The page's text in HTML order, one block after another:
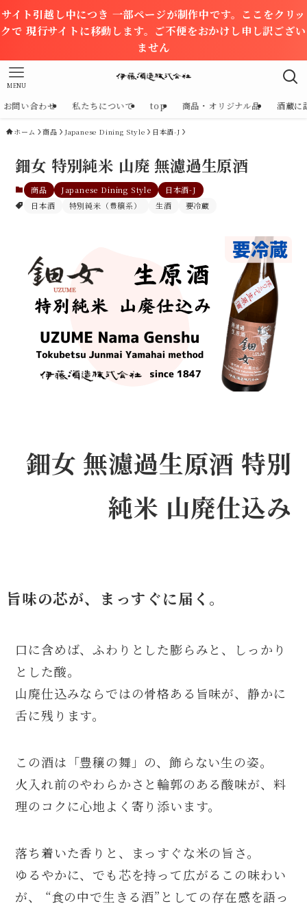
サイト引越し中につき 一部ページが制作中です。ここをクリッ
クで 現行サイトに移動します。ご不便をおかけし申し訳ござい
ません
MENU
お問い合わせ 私たちについて top 商品・オリジナル品 酒蔵に
ホーム 商品 Japanese Dining Style 日本酒-J
鈿女 特別純米 山廃 無濾過生原酒
商品 Japanese Dining Style
日本酒-J
日本酒
特別純米（豊穣系） 生酒 要冷蔵
鈿女 無濾過生原酒 特別
純米 山廃仕込み
旨味の芯が、まっすぐに届く。
口に含めば、ふわりとした膨らみと、しっかり
とした酸。
山廃仕込みならではの骨格ある旨味が、静かに
舌に残ります。
この酒は「豊穣の舞」の、飾らない生の姿。
火入れ前のやわらかさと輪郭のある酸味が、料
理のコクに心地よく寄り添います。
落ち着いた香りと、まっすぐな米の旨さ。
ゆるやかに、でも芯を持って広がるこの味わい
が、 “食の中で生きる酒”としての存在感を語っ